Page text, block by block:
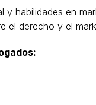
y habilidades en
el derecho y el